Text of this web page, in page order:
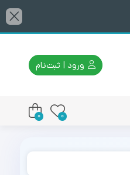
ورود | ثبت‌نام
0
0